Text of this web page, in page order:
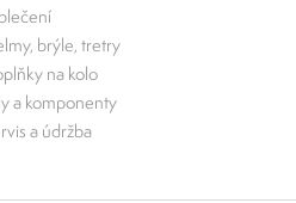
brýle, tretry
na kolo
a komponenty
a údržba